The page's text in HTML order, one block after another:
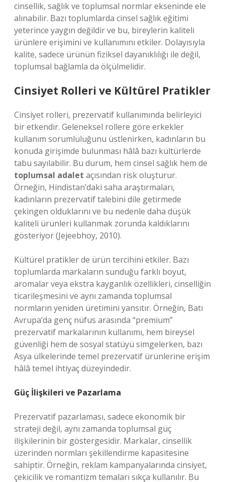
cinsellik, sağlık ve toplumsal normlar ekseninde ele
alınabilir. Bazı toplumlarda cinsel sağlık eğitimi
yeterince yaygın değildir ve bu, bireylerin kaliteli
ürünlere erişimini ve kullanımını etkiler. Dolayısıyla
kalite, sadece ürünün fiziksel dayanıklılığı ile değil,
toplumsal bağlamla da ölçülmelidir.
Cinsiyet Rolleri ve Kültürel Pratikler
Cinsiyet rolleri, prezervatif kullanımında belirleyici
bir etkendir. Geleneksel rollere göre erkekler
kullanım sorumluluğunu üstlenirken, kadınların bu
konuda girişimde bulunması hâlâ bazı kültürlerde
tabu sayılabilir. Bu durum, hem cinsel sağlık hem de
toplumsal adalet açısından risk oluşturur.
Örneğin, Hindistan’daki saha araştırmaları,
kadınların prezervatif talebini dile getirmede
çekingen olduklarını ve bu nedenle daha düşük
kaliteli ürünleri kullanmak zorunda kaldıklarını
gösteriyor (Jejeebhoy, 2010).
Kültürel pratikler de ürün tercihini etkiler. Bazı
toplumlarda markaların sunduğu farklı boyut,
aromalar veya ekstra kayganlık özellikleri, cinselliğin
ticarileşmesini ve aynı zamanda toplumsal
normların yeniden üretimini yansıtır. Örneğin, Batı
Avrupa’da genç nüfus arasında “premium”
prezervatif markalarının kullanımı, hem bireysel
güvenliği hem de sosyal statüyü simgelerken, bazı
Asya ülkelerinde temel prezervatif ürünlerine erişim
hâlâ temel ihtiyaç düzeyindedir.
Güç İlişkileri ve Pazarlama
Prezervatif pazarlaması, sadece ekonomik bir
strateji değil, aynı zamanda toplumsal güç
ilişkilerinin bir göstergesidir. Markalar, cinsellik
üzerinden normları şekillendirme kapasitesine
sahiptir. Örneğin, reklam kampanyalarında cinsiyet,
çekicilik ve romantizm temaları sıkça kullanılır. Bu